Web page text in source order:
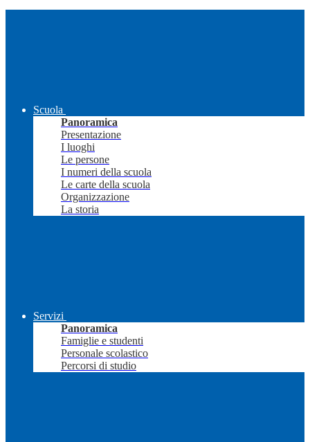
Scuola
Panoramica
Presentazione
I luoghi
Le persone
I numeri della scuola
Le carte della scuola
Organizzazione
La storia
Servizi
Panoramica
Famiglie e studenti
Personale scolastico
Percorsi di studio